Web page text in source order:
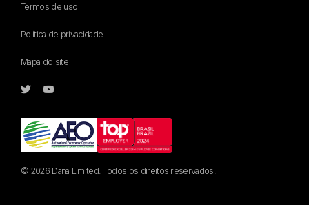
Termos de uso
Política de privacidade
Mapa do site
© 2026 Dana Limited. Todos os direitos reservados.